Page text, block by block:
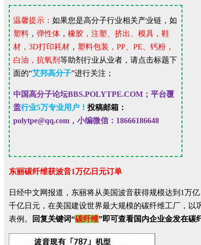
温馨提示： 如果您是高分子行业相关产业链，如
塑料 ， 弹性体 ， 橡胶，注塑、挤出、模具，鞋
材， 3D打印耗材 ， 塑料包装， PP PE 、钙粉，
白油，抗氧剂 等助剂行业从业者，请点击标题下
面的“艾邦高分子”进行关注；
中国高分子论坛BBS.POLYTPE.COM； 平台覆
盖行业5万专业用户！ 投稿邮箱：
polytpe@qq.com，小编微信：18666186648
东丽碳纤维获波音1万亿日元订单
日经中文网报道，东丽将从美国波音获得规模达到1万
千亿日元，在美国建设世界最大规模的碳纤维工厂，
表例。
回复关键词“碳纤维”即可查看国内企业金发在碳